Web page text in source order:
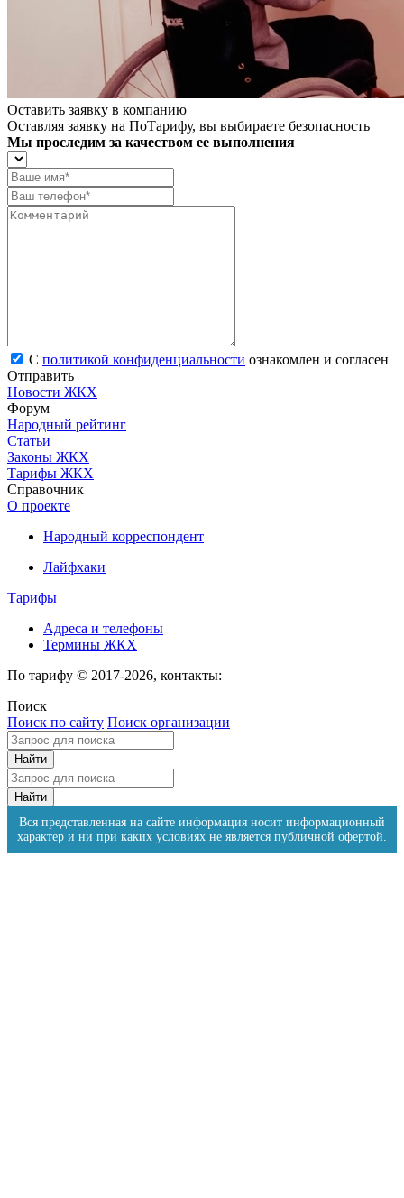
Оставить заявку в компанию
Оставляя заявку на ПоТарифу, вы выбираете безопасность
Мы проследим за качеством ее выполнения
С политикой конфиденциальности ознакомлен и согласен
Отправить
Новости ЖКХ
Форум
Народный рейтинг
Статьи
Законы ЖКХ
Тарифы ЖКХ
Справочник
О проекте
Народный корреспондент
Лайфхаки
Тарифы
Адреса и телефоны
Термины ЖКХ
По тарифу © 2017-2026, контакты:
Поиск
Поиск по сайту Поиск организации
Вся представленная на сайте информация носит информационный
характер и ни при каких условиях не является публичной офертой.